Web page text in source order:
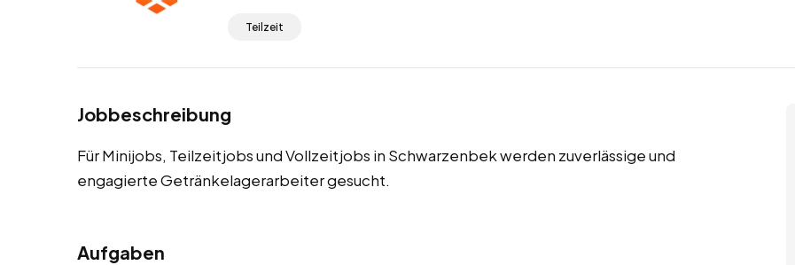
Teilzeit
Jobbeschreibung
Für Minijobs, Teilzeitjobs und Vollzeitjobs in Schwarzenbek werden zuverlässige und
engagierte Getränkelagerarbeiter gesucht.
Aufgaben